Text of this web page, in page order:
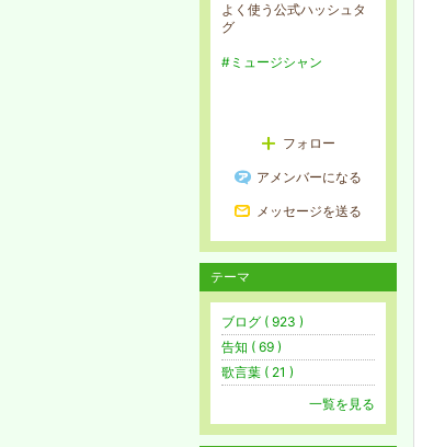
よく使う公式ハッシュタ
グ
#ミュージシャン
フォロー
アメンバーになる
メッセージを送る
テーマ
ブログ ( 923 )
告知 ( 69 )
歌言葉 ( 21 )
一覧を見る